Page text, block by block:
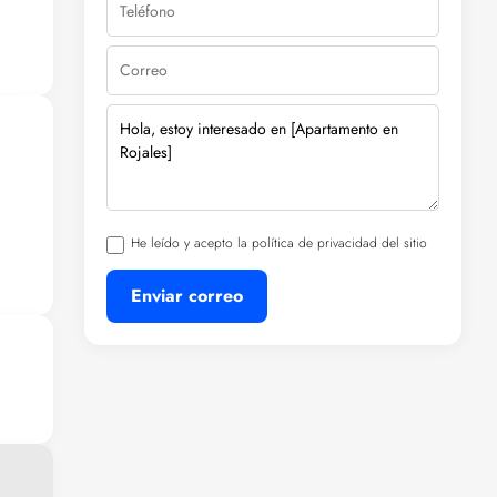
He leído y acepto la política de privacidad del sitio
Enviar correo